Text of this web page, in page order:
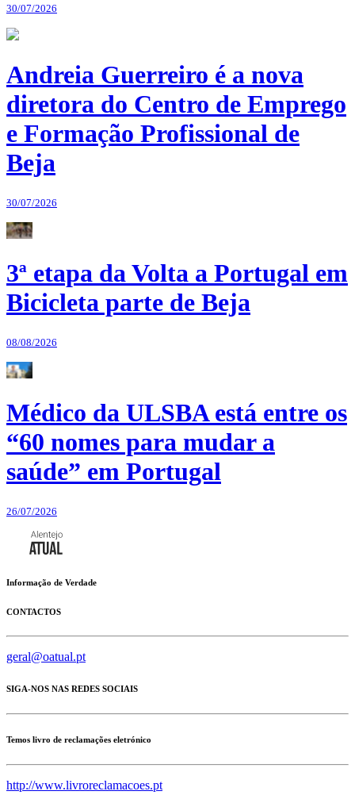
30/07/2026
Andreia Guerreiro é a nova
diretora do Centro de Emprego
e Formação Profissional de
Beja
30/07/2026
3ª etapa da Volta a Portugal em
Bicicleta parte de Beja
08/08/2026
Médico da ULSBA está entre os
“60 nomes para mudar a
saúde” em Portugal
26/07/2026
Informação de Verdade
CONTACTOS
geral@oatual.pt
SIGA-NOS NAS REDES SOCIAIS
Temos livro de reclamações eletrónico
http://www.livroreclamacoes.pt